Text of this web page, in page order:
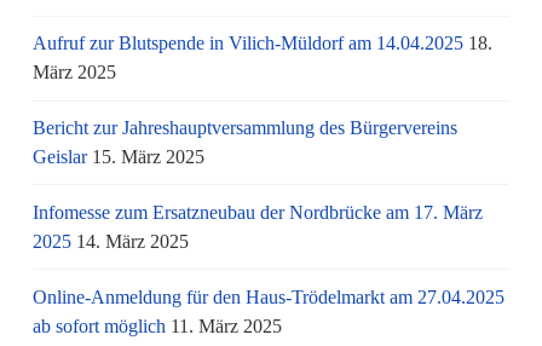
Aufruf zur Blutspende in Vilich-Müldorf am 14.04.2025 18.
März 2025
Bericht zur Jahreshauptversammlung des Bürgervereins
Geislar 15. März 2025
Infomesse zum Ersatzneubau der Nordbrücke am 17. März
2025 14. März 2025
Online-Anmeldung für den Haus-Trödelmarkt am 27.04.2025
ab sofort möglich 11. März 2025